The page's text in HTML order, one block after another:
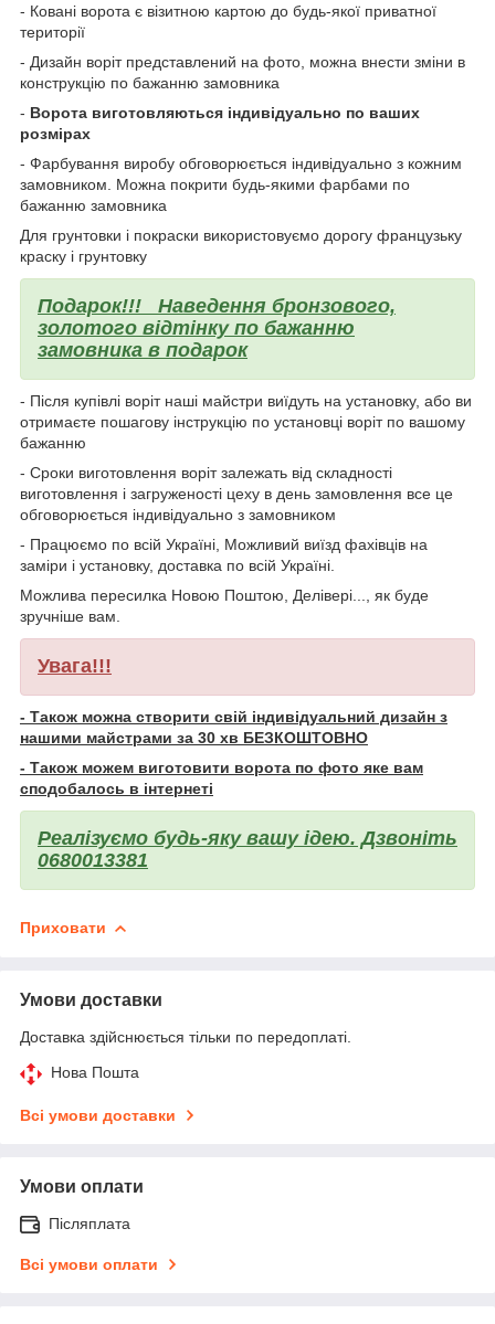
- Ковані ворота є візитною картою до будь-якої приватної
території
- Дизайн воріт представлений на фото, можна внести зміни в
конструкцію по бажанню замовника
- Ворота виготовляються індивідуально по ваших
розмірах
- Фарбування виробу обговорюється індивідуально з кожним
замовником. Можна покрити будь-якими фарбами по
бажанню замовника
Для грунтовки і покраски використовуємо дорогу французьку
краску і грунтовку
Подарок!!! Наведення бронзового,
золотого відтінку по бажанню
замовника в подарок
- Після купівлі воріт наші майстри виїдуть на установку, або ви
отримаєте пошагову інструкцію по установці воріт по вашому
бажанню
- Сроки виготовлення воріт залежать від складності
виготовлення і загруженості цеху в день замовлення все це
обговорюється індивідуально з замовником
- Працюємо по всій Україні, Можливий виїзд фахівців на
заміри і установку, доставка по всій Україні.
Можлива пересилка Новою Поштою, Делівері..., як буде
зручніше вам.
Увага!!!
- Також можна створити свій індивідуальний дизайн з
нашими майстрами за 30 хв БЕЗКОШТОВНО
- Також можем виготовити ворота по фото яке вам
сподобалось в інтернеті
Реалізуємо будь-яку вашу ідею. Дзвоніть
0680013381
Приховати
Умови доставки
Доставка здійснюється тільки по передоплаті.
Нова Пошта
Всі умови доставки
Умови оплати
Післяплата
Всі умови оплати